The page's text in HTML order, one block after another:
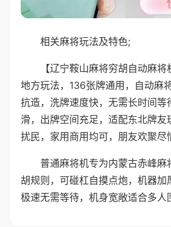
相关麻将玩法及特色;
【辽宁鞍山麻将穷胡自动麻
地方玩法，136张牌通用，自动麻
抗造，洗牌速度快，无需长时间等
滑，出牌空间充足，适配东北牌友
扰民，家用商用均可，朋友欢聚尽
普通麻将机专为内蒙古赤峰麻
胡规则，可碰杠自摸点炮，机器加
极速无需等待，机身宽敞适合多人